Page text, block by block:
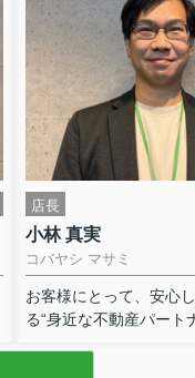
ねが、 入居者
店長
小林 真実
コバヤシ マサミ
お客様にとって、安心
る“身近な不動産パート